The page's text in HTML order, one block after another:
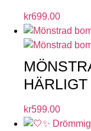
kr699.00
kr599.00